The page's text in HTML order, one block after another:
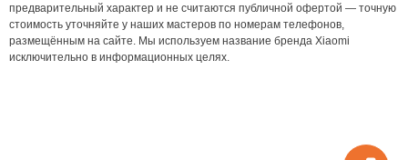
предварительный характер и не считаются публичной офертой — точную
стоимость уточняйте у наших мастеров по номерам телефонов,
размещённым на сайте. Мы используем название бренда Xiaomi
исключительно в информационных целях.